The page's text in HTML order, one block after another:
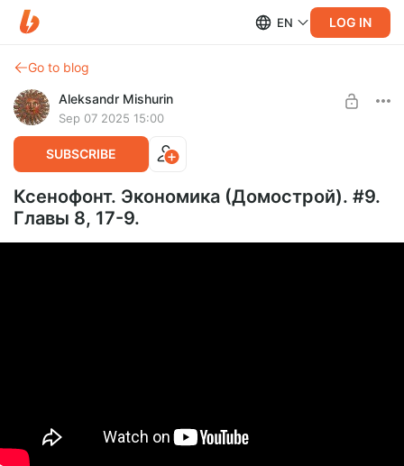
EN LOG IN
Go to blog
Aleksandr Mishurin
Sep 07 2025 15:00
SUBSCRIBE
Ксенофонт. Экономика (Домострой). #9.
Главы 8, 17-9.